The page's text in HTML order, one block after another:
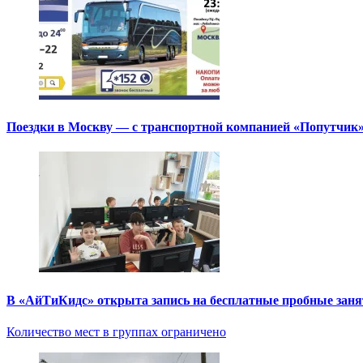
Поездки в Москву — с транспортной компанией «Попутчик»
В «АйТиКидс» открыта запись на бесплатные пробные
Количество мест в группах ограничено